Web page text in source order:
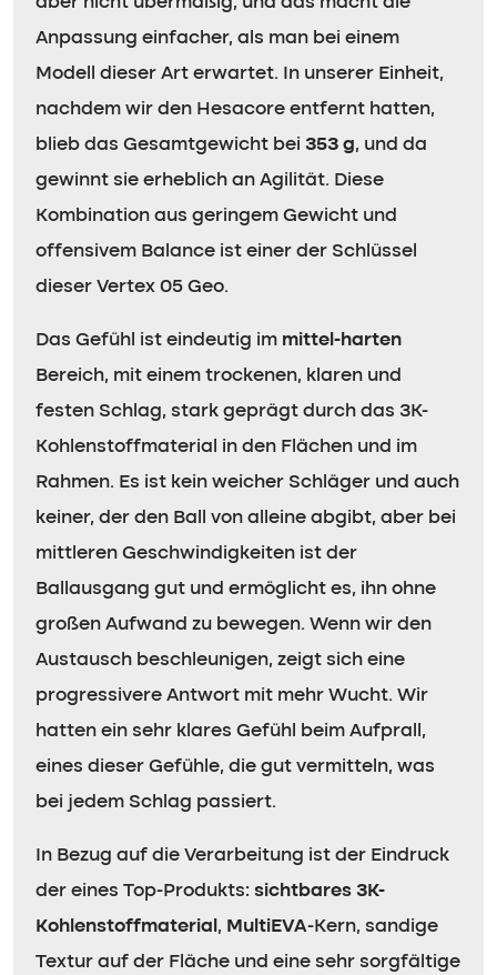
Anpassung einfacher, als man bei einem
Modell dieser Art erwartet. In unserer Einheit,
nachdem wir den Hesacore entfernt hatten,
blieb das Gesamtgewicht bei 353 g, und da
gewinnt sie erheblich an Agilität. Diese
Kombination aus geringem Gewicht und
offensivem Balance ist einer der Schlüssel
dieser Vertex 05 Geo.
Das Gefühl ist eindeutig im mittel-harten
Bereich, mit einem trockenen, klaren und
festen Schlag, stark geprägt durch das 3K-
Kohlenstoffmaterial in den Flächen und im
Rahmen. Es ist kein weicher Schläger und auch
keiner, der den Ball von alleine abgibt, aber bei
mittleren Geschwindigkeiten ist der
Ballausgang gut und ermöglicht es, ihn ohne
großen Aufwand zu bewegen. Wenn wir den
Austausch beschleunigen, zeigt sich eine
progressivere Antwort mit mehr Wucht. Wir
hatten ein sehr klares Gefühl beim Aufprall,
eines dieser Gefühle, die gut vermitteln, was
bei jedem Schlag passiert.
In Bezug auf die Verarbeitung ist der Eindruck
der eines Top-Produkts: sichtbares 3K-
Kohlenstoffmaterial , MultiEVA-Kern, sandige
Textur auf der Fläche und eine sehr sorgfältige